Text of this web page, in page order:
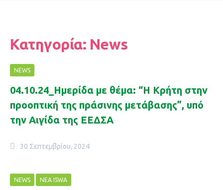
Κατηγορία: News
NEWS
04.10.24_Hμερίδα με θέμα: “Η Κρήτη στην
προοπτική της πράσινης μετάβασης”, υπό
την Αιγίδα της ΕΕΔΣΑ
30 Σεπτεμβρίου, 2024
NEWS NΈΑ ISWA